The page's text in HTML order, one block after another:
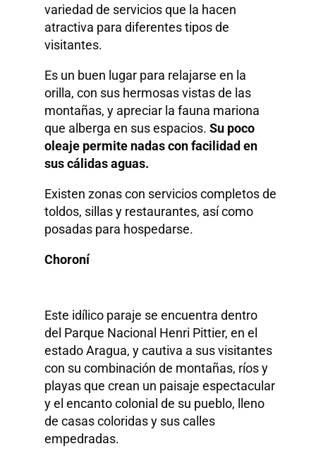
variedad de servicios que la hacen
atractiva para diferentes tipos de
visitantes.
Es un buen lugar para relajarse en la
orilla, con sus hermosas vistas de las
montañas, y apreciar la fauna mariona
que alberga en sus espacios.Su poco
oleaje permite nadas con facilidad en
sus cálidas aguas.
Existen zonas con servicios completos de
toldos, sillas y restaurantes, así como
posadas para hospedarse.
Choroní
Este idílico paraje se encuentra dentro
del Parque Nacional Henri Pittier, en el
estado Aragua, y cautiva a sus visitantes
con su combinación de montañas, ríos y
playas que crean un paisaje espectacular
y el encanto colonial de su pueblo, lleno
de casas coloridas y sus calles
empedradas.